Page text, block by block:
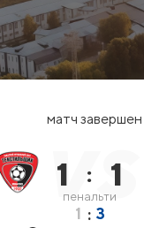
матч завершен
1 : 1
пенальти
1 : 3